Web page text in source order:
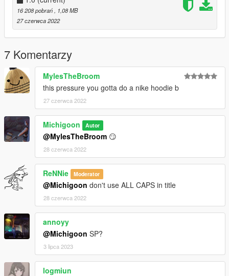
16 208 pobrań
, 1,08 MB
27 czerwca 2022
7 Komentarzy
MylesTheBroom
this pressure you gotta do a nike hoodie b
27 czerwca 2022
Michigoon Autor
@MylesTheBroom 😏
28 czerwca 2022
ReNNie Moderator
@Michigoon don't use ALL CAPS in title
28 czerwca 2022
annoyy
@Michigoon SP?
3 lipca 2023
logmiun